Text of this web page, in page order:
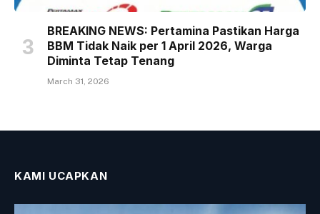
BREAKING NEWS: Pertamina Pastikan Harga
BBM Tidak Naik per 1 April 2026, Warga
Diminta Tetap Tenang
March 31, 2026
KAMI UCAPKAN